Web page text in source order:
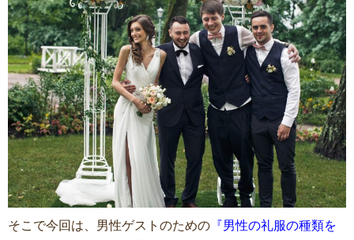
そこで今回は、男性ゲストのための 『男性の礼服の種類を